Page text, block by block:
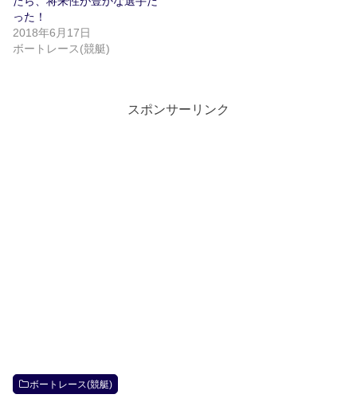
開
き
ま
す
)
新
ィ
ン
った！
2018年6月17日
ボートレース(競艇)
スポンサーリンク
ボートレース(競艇)